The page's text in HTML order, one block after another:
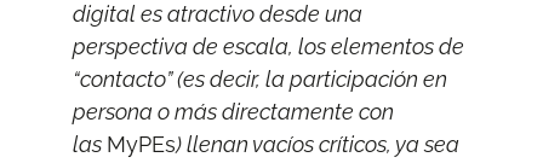
digital es atractivo desde una
perspectiva de escala, los elementos de
“contacto” (es decir, la participación en
persona o más directamente con
las MyPEs) llenan vacíos críticos, ya sea